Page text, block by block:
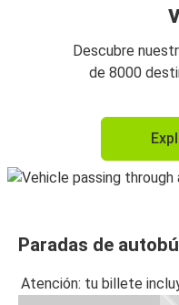
Pontevedra
Palencia
Palencia
Oporto
Xinzo de
Xinzo de
Descubre
de 8000
Paradas de
Atención: tu billete